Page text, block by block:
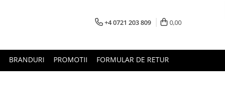
+4 0721 203 809 0,00
BRANDURI PROMOTII FORMULAR DE RETUR